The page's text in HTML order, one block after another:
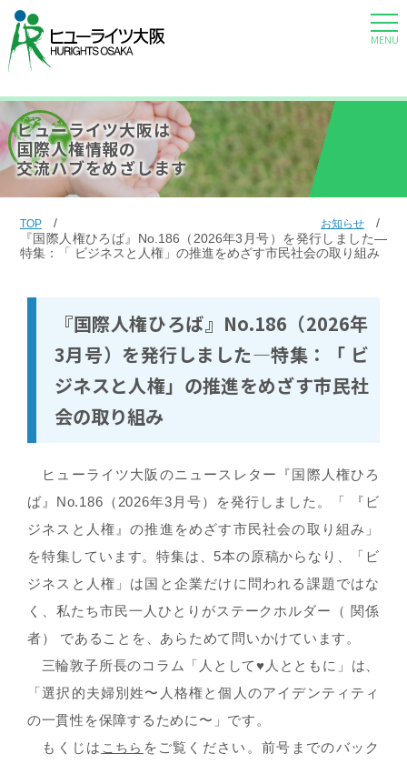
MENU
ヒューライツ大阪は
国際人権情報の
交流ハブをめざします
TOP お知らせ
『国際人権ひろば』No.186（2026年3月号）を発行しました―
特集：「 ビジネスと人権」の推進をめざす市民社会の取り組み
『国際人権ひろば』No.186（2026年
3月号）を発行しました―特集：「 ビ
ジネスと人権」の推進をめざす市民社
会の取り組み
ヒューライツ大阪のニュースレター『国際人権ひろ
ば』No.186（2026年3月号）を発行しました。「 『ビ
ジネスと人権』の推進をめざす市民社会の取り組み」
を特集しています。特集は、5本の原稿からなり、「ビ
ジネスと人権」は国と企業だけに問われる課題ではな
く、私たち市民一人ひとりがステークホルダー（ 関係
者） であることを、あらためて問いかけています。
三輪敦子所長のコラム「人として♥人とともに」は、
「選択的夫婦別姓〜人格権と個人のアイデンティティ
の一貫性を保障するために〜」です。
もくじは こちら をご覧ください。前号までのバック